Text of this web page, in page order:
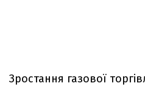
Зростання газової